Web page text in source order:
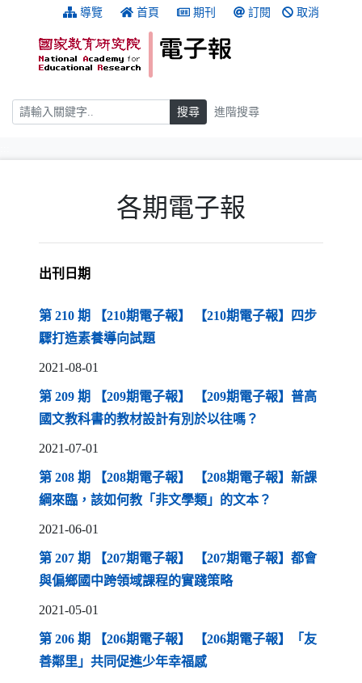
跳到主要內容 導覽 首頁 期刊 訂閱 取消
搜尋 搜尋 進階搜尋
各期電子報
出刊日期
第 210 期 【210期電子報】 【210期電子報】四步
驟打造素養導向試題（另開新視窗）
2021-08-01
第 209 期 【209期電子報】 【209期電子報】普高
國文教科書的教材設計有別於以往嗎？
2021-07-01
第 208 期 【208期電子報】 【208期電子報】新課
綱來臨，該如何教「非文學類」的文本？
2021-06-01
第 207 期 【207期電子報】 【207期電子報】都會
與偏鄉國中跨領域課程的實踐策略（另開新視窗）
2021-05-01
第 206 期 【206期電子報】 【206期電子報】「友
善鄰里」共同促進少年幸福感（另開新視窗）